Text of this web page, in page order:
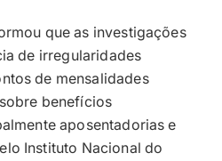
que as investigações
de irregularidades
de mensalidades
benefícios
aposentadorias e
Instituto Nacional do